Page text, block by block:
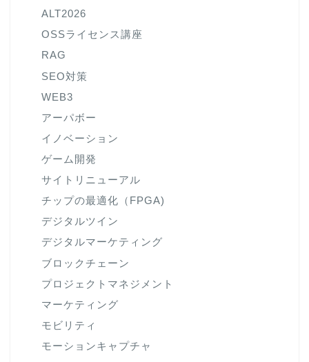
ALT2026
OSSライセンス講座
RAG
SEO対策
WEB3
アーパボー
イノベーション
ゲーム開発
サイトリニューアル
チップの最適化（FPGA)
デジタルツイン
デジタルマーケティング
ブロックチェーン
プロジェクトマネジメント
マーケティング
モビリティ
モーションキャプチャ